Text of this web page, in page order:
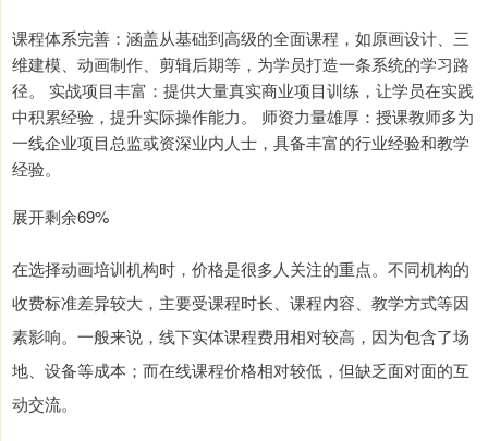
课程体系完善：涵盖从基础到高级的全面课程，如原画设计、三
维建模、动画制作、剪辑后期等，为学员打造一条系统的学习路
径。 实战项目丰富：提供大量真实商业项目训练，让学员在实践
中积累经验，提升实际操作能力。 师资力量雄厚：授课教师多为
一线企业项目总监或资深业内人士，具备丰富的行业经验和教学
经验。
展开剩余69%
在选择动画培训机构时，价格是很多人关注的重点。不同机构的
收费标准差异较大，主要受课程时长、课程内容、教学方式等因
素影响。一般来说，线下实体课程费用相对较高，因为包含了场
地、设备等成本；而在线课程价格相对较低，但缺乏面对面的互
动交流。